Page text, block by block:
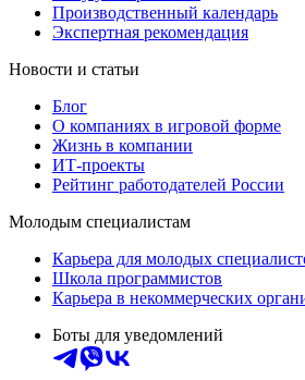
Производственный календарь
Экспертная рекомендация
Новости и статьи
Блог
О компаниях в игровой форме
Жизнь в компании
ИТ-проекты
Рейтинг работодателей России
Молодым специалистам
Карьера для молодых
Школа программистов
Карьера в некоммерческих
Боты для уведомлений